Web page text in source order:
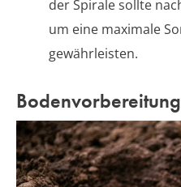
der Spirale sollte
um eine maximale
gewährleisten.